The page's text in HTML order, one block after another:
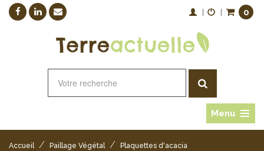
0
Menu
Accueil / Paillage Végétal / Plaquettes d'acacia